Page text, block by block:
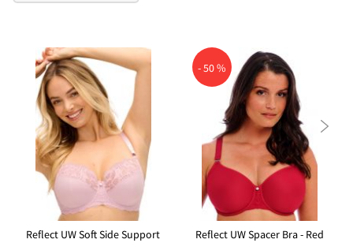
Reflect UW Soft Side Support
- 50 %
Reflect UW Spacer Bra - Red
